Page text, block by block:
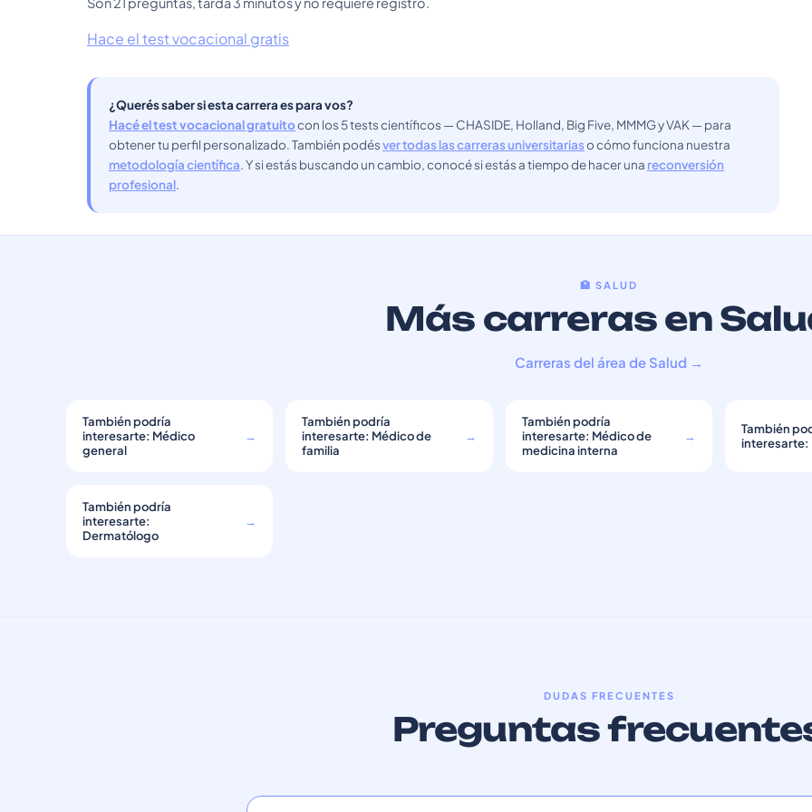
Hace el test vocacional gratis
¿Querés saber si esta carrera es para vos?
Hacé el test vocacional gratuitocon los 5 tests científicos — CHASIDE, Holland, Big Five, MMMG y VAK — para
obtener tu perfil personalizado. También podésver todas las carreras universitariaso cómo funciona nuestra
metodología científica. Y si estás buscando un cambio, conocé si estás a tiempo de hacer una reconversión
profesional.
🏥 SALUD
Más carreras en
Carreras del área de Salud →
También podría
interesarte: Médico
general
→
También podría
interesarte: Médico de
familia
→
También podría
interesarte: Médico de
medicina interna
→
También
interesarte:
También podría
interesarte:
Dermatólogo
→
DUDAS FRECUENTES
Preguntas